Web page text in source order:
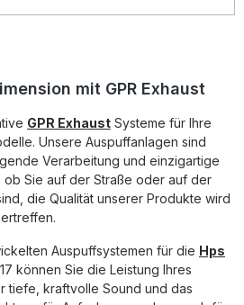
Italien gefertigt und unterliegen
empfohlen, die Installation durch
zu lassen, um das
im
Sound
Play
mit GPR Exhaust
GPR Exhaust Systeme für Ihre
Unsere Auspuffanlagen sind
Verarbeitung und einzigartige
ob Sie auf der Straße oder auf der
die Qualität unserer Produkte wird
Auspuffsystemen für die Hps
können Sie die Leistung Ihres
tiefe, kraftvolle Sound und das